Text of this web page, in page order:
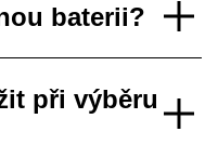
baterii?
při výběru